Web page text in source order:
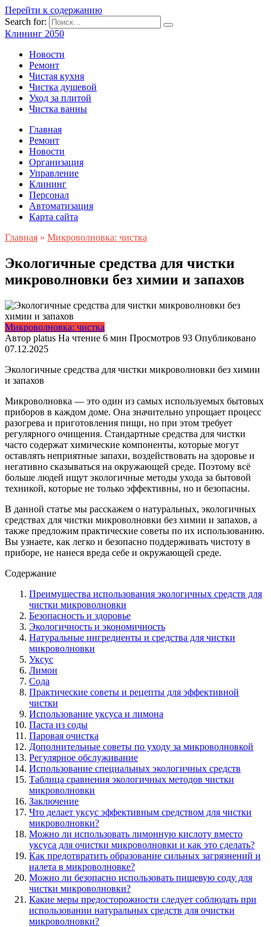
Перейти к содержанию
Search for:
Клининг 2050
Новости
Ремонт
Чистая кухня
Чистка душевой
Уход за плитой
Чистка ванны
Главная
Ремонт
Новости
Организация
Управление
Клининг
Персонал
Автоматизация
Карта сайта
Главная » Микроволновка: чистка
Экологичные средства для чистки
микроволновки без химии и запахов
Микроволновка: чистка
Автор platus На чтение 6 мин Просмотров 93 Опубликовано
07.12.2025
Экологичные средства для чистки микроволновки без химии
и запахов
Микроволновка — это один из самых используемых бытовых
приборов в каждом доме. Она значительно упрощает процесс
разогрева и приготовления пищи, но при этом требует
регулярного очищения. Стандартные средства для чистки
часто содержат химические компоненты, которые могут
оставлять неприятные запахи, воздействовать на здоровье и
негативно сказываться на окружающей среде. Поэтому всё
больше людей ищут экологичные методы ухода за бытовой
техникой, которые не только эффективны, но и безопасны.
В данной статье мы расскажем о натуральных, экологичных
средствах для чистки микроволновки без химии и запахов, а
также предложим практические советы по их использованию.
Вы узнаете, как легко и безопасно поддерживать чистоту в
приборе, не нанеся вреда себе и окружающей среде.
Содержание
Преимущества использования экологичных средств для
чистки микроволновки
Безопасность и здоровье
Экологичность и экономичность
Натуральные ингредиенты и средства для чистки
микроволновки
Уксус
Лимон
Сода
Практические советы и рецепты для эффективной
чистки
Использование уксуса и лимона
Паста из соды
Паровая очистка
Дополнительные советы по уходу за микроволновкой
Регулярное обслуживание
Использование специальных экологичных средств
Таблица сравнения экологичных методов чистки
микроволновки
Заключение
Что делает уксус эффективным средством для чистки
микроволновки?
Можно ли использовать лимонную кислоту вместо
уксуса для очистки микроволновки и как это сделать?
Как предотвратить образование сильных загрязнений и
налета в микроволновке?
Можно ли безопасно использовать пищевую соду для
чистки микроволновки?
Какие меры предосторожности следует соблюдать при
использовании натуральных средств для очистки
микроволновки?